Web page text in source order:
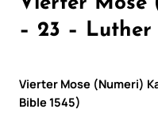
– 23 – Luther
Vierter Mose (Numeri)
Bible 1545)